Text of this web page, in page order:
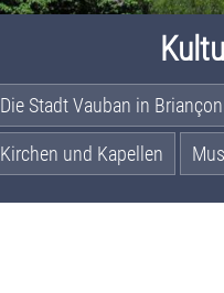
Die Stadt Vauban in Briançon
Kirchen und Kapellen